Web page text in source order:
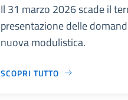
Il 31 marzo 2026 scade il
presentazione delle
nuova modulistica.
SCOPRI TUTTO